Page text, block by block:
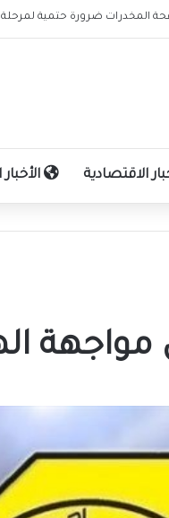
الاقتصادية
مواجهة